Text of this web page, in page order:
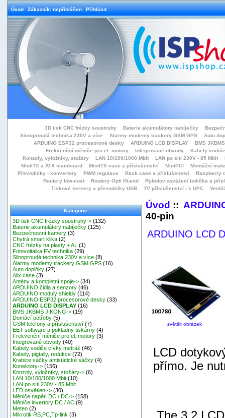
Úvod Zákazník: nepřihlášen Přihlásit
3D tisk CNC frézky soustruhy Baterie akumulátory nabíječky
Silnoproudá technika 230V a více
Alarmy modemy trackery GSM GPS
Auto
ARDUINO ESP32 procesorové desky
ARDUINO LCD DISPLAY
BMS
Frekvenční měniče pro el. motory
Integrované obvody
Kabely
Konzoly, výložníky, stožáry
LAN 10/100/1000 Mbit LAN po síti 230V - 85 Mbit
MiniITX a ATX mainboard
MiniITX case a příslušenství MiniPCI
Montážní
Převodníky - konvertory
PWM regulace Rack case a příslušenství
Raspberry
Routery low-cost
Routery Opti Hi-end
Rybolov zavážecí lodička a přísl
Tiskové servery a převodníky USB
TV příslušenství i k UPC
Kategorie
3D tisk CNC frézky soustruhy-> (132)
Baterie akumulátory nabíječky (125)
Bezpečnostní kamery (3)
Chytrá smart klika (2)
CNC frézky na plasty + AL
(1)
Fotovoltaika FV technika (29)
Silnoproudá technika 230V a více (8)
Alarmy modemy trackery GSM GPS (16)
Auto doplňky (27)
Alix case (3)
Antény a kompletní spoje-> (34)
ARDUINO čidla a senzory (46)
ARDUINO moduly shieldy (114)
ARDUINO ESP32 procesorové desky (33)
ARDUINO LCD DISPLAY (16)
BMS JKBMS JIKONG-> (19)
Domácí potřeby (5)
GSM telefony a příslušenství (7)
EET software a pokladny tiskárny (4)
Frekvenční měniče pro el. motory (3)
Integrované obvody (40)
Kabely vodiče cívky metráž (46)
Kabely, pigtaily, redukce (72)
Krabice sáčky antistatické sáčky (4)
Konektory-> (156)
Konzoly, výložníky, stožáry-> (6)
LAN 10/100/1000 Mbit (10)
LAN po síti 230V - 85 Mbit
LED osvětlení-> (30)
Měniče napětí DC / DC-> (158)
Měniče invertory DC / AC (9)
Meteo (2)
Mikrotik RB,PC,Tp-link (3)
Úvod ::
40-pin
ARDUINO LCD
zvětšit obrázek
LCD
přímo. Je
The 3.2